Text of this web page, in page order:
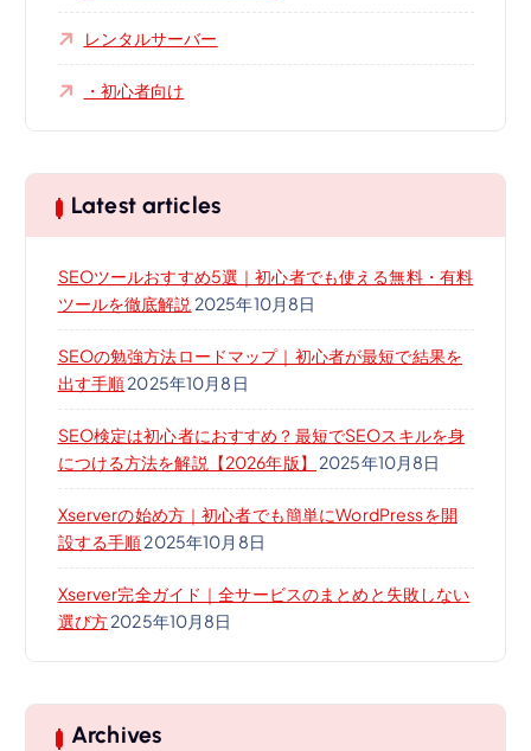
レンタルサーバー
・初心者向け
Latest articles
SEOツールおすすめ5選｜初心者でも使える無料・有料
ツールを徹底解説 2025年10月8日
SEOの勉強方法ロードマップ｜初心者が最短で結果を
出す手順2025年10月8日
SEO検定は初心者におすすめ？最短でSEOスキルを身
につける方法を解説【2026年版】
2025年10月8日
Xserverの始め方｜初心者でも簡単にWordPressを開
設する手順2025年10月8日
Xserver完全ガイド｜全サービスのまとめと失敗しない
選び方2025年10月8日
Archives